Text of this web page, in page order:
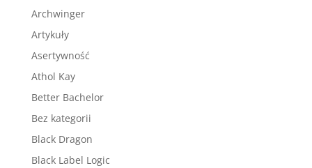
Archwinger
Artykuły
Asertywność
Athol Kay
Better Bachelor
Bez kategorii
Black Dragon
Black Label Logic